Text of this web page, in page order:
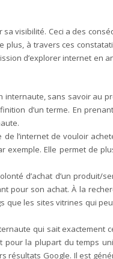
visibilité. Ceci a des
à travers ces
d’explorer internet en
internaute, sans savoir au
d’un terme. En
l’internet de vouloir
Elle permet de
d’achat d’un produit/
son achat. À la
que les sites vitrines qui
qui sait exactement
la plupart du temps
Google. Il est